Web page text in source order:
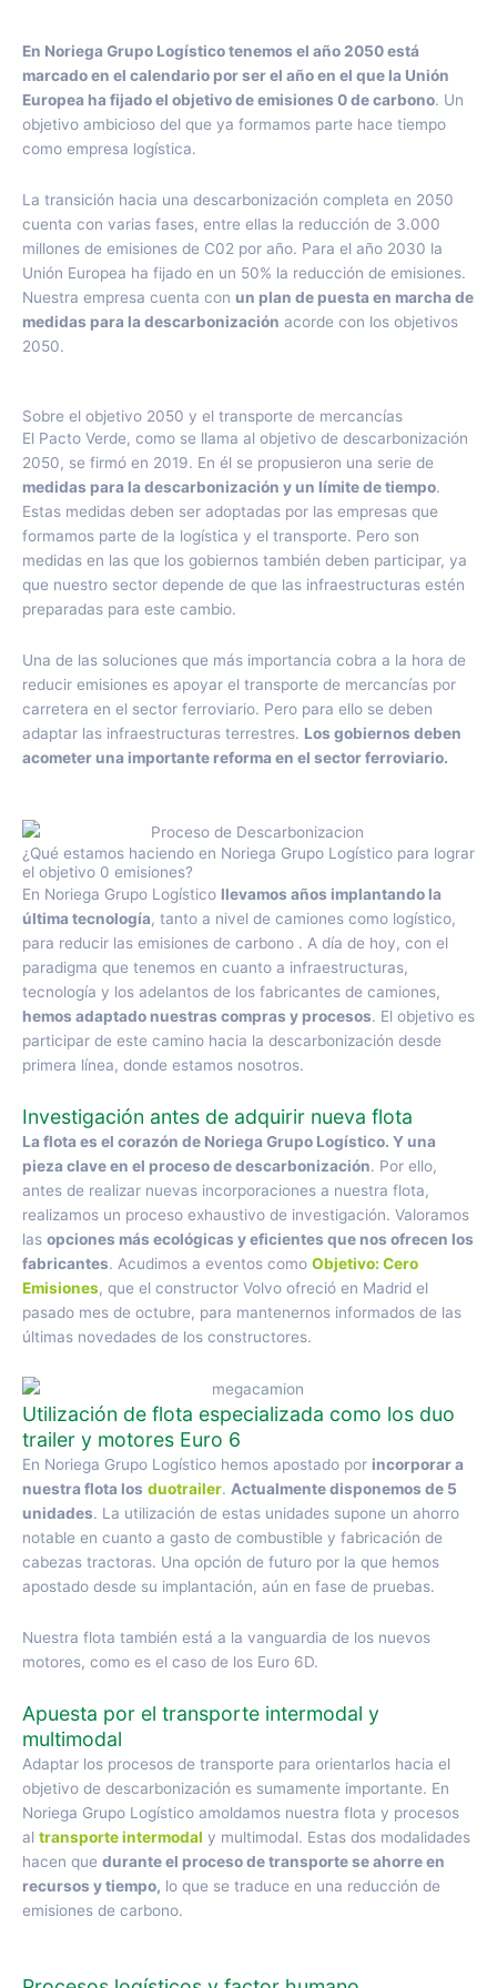
En Noriega Grupo Logístico tenemos el año 2050 está
marcado en el calendario por ser el año en el que la Unión
Europea ha fijado el objetivo de emisiones 0 de carbono. Un
objetivo ambicioso del que ya formamos parte hace tiempo
como empresa logística.
La transición hacia una descarbonización completa en 2050
cuenta con varias fases, entre ellas la reducción de 3.000
millones de emisiones de C02 por año. Para el año 2030 la
Unión Europea ha fijado en un 50% la reducción de emisiones.
Nuestra empresa cuenta con un plan de puesta en marcha de
medidas para la descarbonización acorde con los objetivos
2050.
Sobre el objetivo 2050 y el transporte de mercancías
El Pacto Verde, como se llama al objetivo de descarbonización
2050, se firmó en 2019. En él se propusieron una serie de
medidas para la descarbonización y un límite de tiempo.
Estas medidas deben ser adoptadas por las empresas que
formamos parte de la logística y el transporte. Pero son
medidas en las que los gobiernos también deben participar, ya
que nuestro sector depende de que las infraestructuras estén
preparadas para este cambio.
Una de las soluciones que más importancia cobra a la hora de
reducir emisiones es apoyar el transporte de mercancías por
carretera en el sector ferroviario. Pero para ello se deben
adaptar las infraestructuras terrestres. Los gobiernos deben
acometer una importante reforma en el sector ferroviario.
¿Qué estamos haciendo en Noriega Grupo Logístico para lograr
el objetivo 0 emisiones?
En Noriega Grupo Logístico llevamos años implantando la
última tecnología, tanto a nivel de camiones como logístico,
para reducir las emisiones de carbono . A día de hoy, con el
paradigma que tenemos en cuanto a infraestructuras,
tecnología y los adelantos de los fabricantes de camiones,
hemos adaptado nuestras compras y procesos. El objetivo es
participar de este camino hacia la descarbonización desde
primera línea, donde estamos nosotros.
Investigación antes de adquirir nueva flota
La flota es el corazón de Noriega Grupo Logístico. Y una
pieza clave en el proceso de descarbonización. Por ello,
antes de realizar nuevas incorporaciones a nuestra flota,
realizamos un proceso exhaustivo de investigación. Valoramos
las opciones más ecológicas y eficientes que nos ofrecen los
fabricantes. Acudimos a eventos como Objetivo: Cero
Emisiones, que el constructor Volvo ofreció en Madrid el
pasado mes de octubre, para mantenernos informados de las
últimas novedades de los constructores.
Utilización de flota especializada como los duo
trailer y motores Euro 6
En Noriega Grupo Logístico hemos apostado por incorporar a
nuestra flota los duotrailer. Actualmente disponemos de 5
unidades. La utilización de estas unidades supone un ahorro
notable en cuanto a gasto de combustible y fabricación de
cabezas tractoras. Una opción de futuro por la que hemos
apostado desde su implantación, aún en fase de pruebas.
Nuestra flota también está a la vanguardia de los nuevos
motores, como es el caso de los Euro 6D.
Apuesta por el transporte intermodal y
multimodal
Adaptar los procesos de transporte para orientarlos hacia el
objetivo de descarbonización es sumamente importante. En
Noriega Grupo Logístico amoldamos nuestra flota y procesos
al transporte intermodal y multimodal. Estas dos modalidades
hacen que durante el proceso de transporte se ahorre en
recursos y tiempo, lo que se traduce en una reducción de
emisiones de carbono.